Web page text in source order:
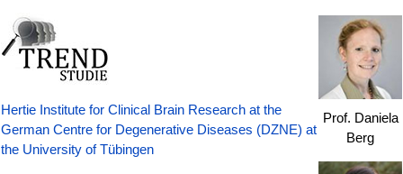
Hertie Institute for Clinical Brain Research at the
German Centre for Degenerative Diseases (DZNE) at
the University of Tübingen
Prof. Daniela
Berg